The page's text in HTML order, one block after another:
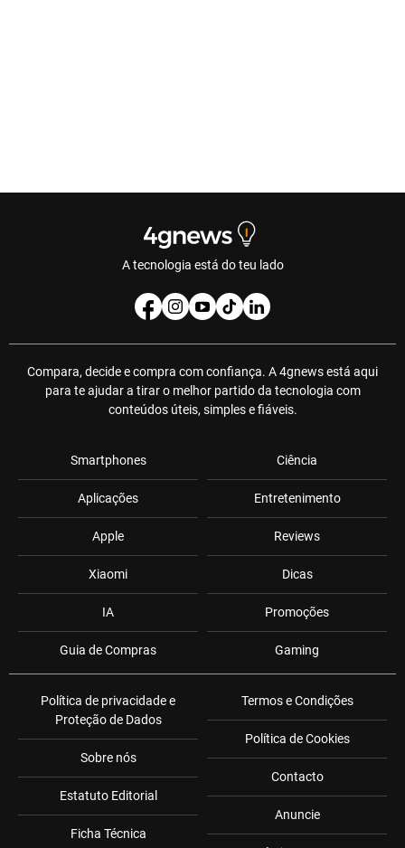
A tecnologia está do teu lado
Compara, decide e compra com confiança. A 4gnews está aqui
para te ajudar a tirar o melhor partido da tecnologia com
conteúdos úteis, simples e fiáveis.
Smartphones
Aplicações
Apple
Xiaomi
IA
Guia de Compras
Ciência
Entretenimento
Reviews
Dicas
Promoções
Gaming
Política de privacidade e
Proteção de Dados
Sobre nós
Estatuto Editorial
Ficha Técnica
Termos e Condições
Política de Cookies
Contacto
Anuncie